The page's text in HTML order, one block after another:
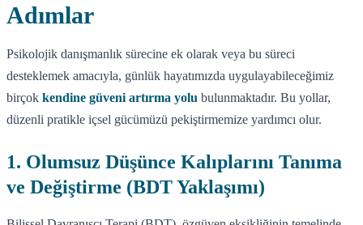
Adımlar
Psikolojik danışmanlık sürecine ek olarak veya bu süreci
desteklemek amacıyla, günlük hayatımızda uygulayabileceğimiz
birçok kendine güveni artırma yolu bulunmaktadır. Bu yollar,
düzenli pratikle içsel gücümüzü pekiştirmemize yardımcı olur.
1. Olumsuz Düşünce Kalıplarını Tanıma
ve Değiştirme (BDT Yaklaşımı)